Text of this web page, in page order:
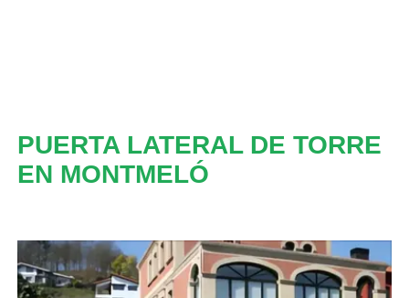
PUERTA LATERAL DE TORRE
EN MONTMELÓ